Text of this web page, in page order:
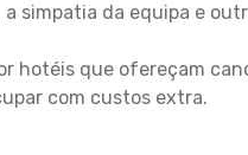
simpatia da equipa e
hotéis que ofereçam
com custos extra.